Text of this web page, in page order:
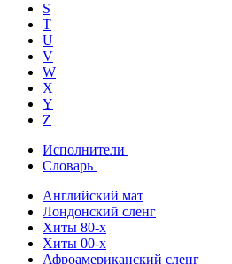
S
T
U
V
W
X
Y
Z
Исполнители
Словарь
Английский мат
Лондонский сленг
Хиты 80-х
Хиты 00-х
Афроамериканский сленг